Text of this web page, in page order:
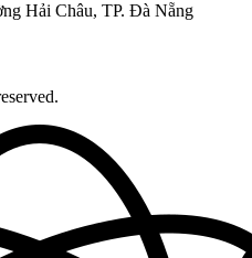
Hải Châu, TP. Đà Nẵng